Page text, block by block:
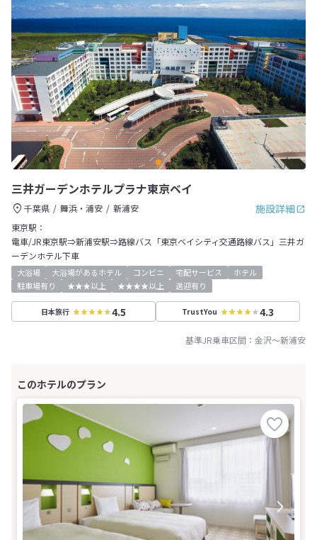
三井ガーデンホテルプラナ東京ベイ
施設詳細
千葉県 舞浜・浦安
新浦安
東京駅：
電車/JR東京駅⇒新浦安駅⇒路線バス「東京ベイシティ交通路線バス」三井ガ
ーデンホテル下車
大浴場 大浴場があるホテル コンビニ 宅配サービス
ホテル
駐車場有り
★★★以上 ★★★★以上 送迎有り
日本旅行 4.5 TrustYou 4.3
基準JR乗車区間： 金沢～新浦安